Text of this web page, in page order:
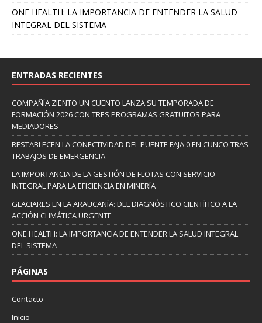
ONE HEALTH: LA IMPORTANCIA DE ENTENDER LA SALUD
INTEGRAL DEL SISTEMA
ENTRADAS RECIENTES
COMPAÑÍA ZIENTO UN CUENTO LANZA SU TEMPORADA DE
FORMACIÓN 2026 CON TRES PROGRAMAS GRATUITOS PARA
MEDIADORES
RESTABLECEN LA CONECTIVIDAD DEL PUENTE FAJA 0 EN CUNCO TRAS
TRABAJOS DE EMERGENCIA
LA IMPORTANCIA DE LA GESTIÓN DE FLOTAS CON SERVICIO
INTEGRAL PARA LA EFICIENCIA EN MINERÍA
GLACIARES EN LA ARAUCANÍA: DEL DIAGNÓSTICO CIENTÍFICO A LA
ACCIÓN CLIMÁTICA URGENTE
ONE HEALTH: LA IMPORTANCIA DE ENTENDER LA SALUD INTEGRAL
DEL SISTEMA
PÁGINAS
Contacto
Inicio